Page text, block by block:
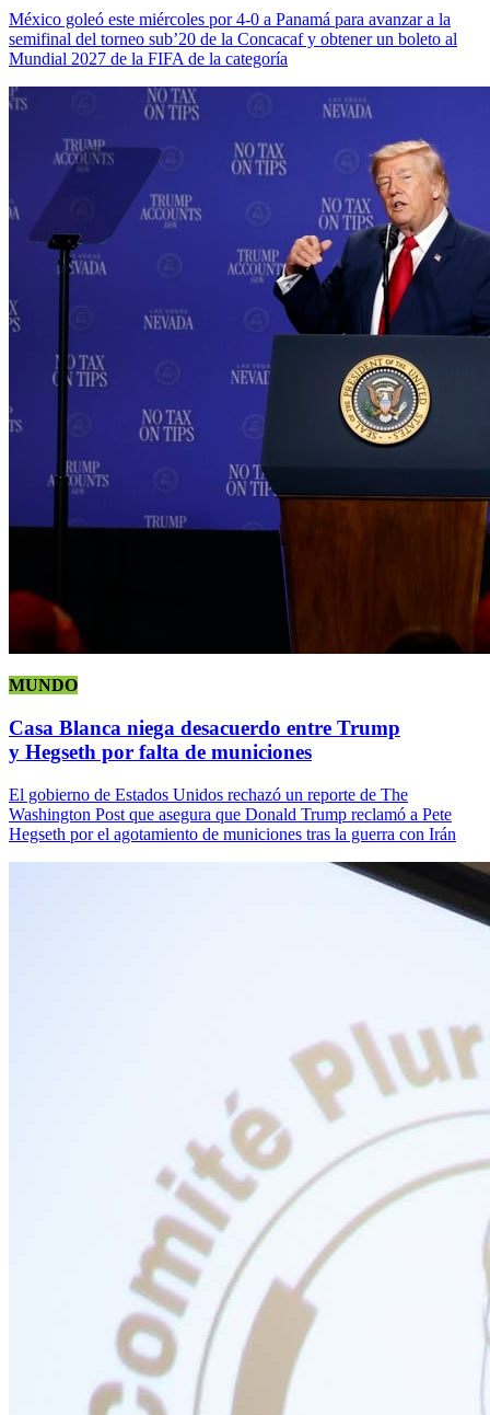
México goleó este miércoles por 4-0 a Panamá para avanzar a la
semifinal del torneo sub’20 de la Concacaf y obtener un boleto al
Mundial 2027 de la FIFA de la categoría
MUNDO
Casa Blanca niega desacuerdo entre Trump
y Hegseth por falta de municiones
El gobierno de Estados Unidos rechazó un reporte de The
Washington Post que asegura que Donald Trump reclamó a Pete
Hegseth por el agotamiento de municiones tras la guerra con Irán